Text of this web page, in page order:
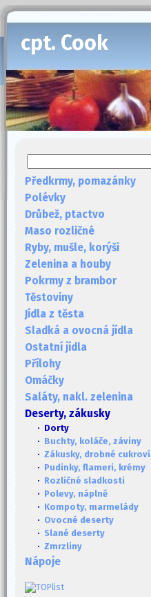
cpt. Cook
Předkrmy, pomazánky
Polévky
Drůbež, ptactvo
Maso rozličné
Ryby, mušle, korýši
Zelenina a houby
Pokrmy z brambor
Těstoviny
Jídla z těsta
Sladká a ovocná jídla
Ostatní jídla
Přílohy
Omáčky
Saláty, nakl. zelenina
Deserty, zákusky
· Dorty
· Buchty, koláče, záviny
· Zákusky, drobné cukroví
· Pudinky, flameri, krémy
· Rozličné sladkosti
· Polevy, náplně
· Kompoty, marmelády
· Ovocné deserty
· Slané deserty
· Zmrzliny
Nápoje